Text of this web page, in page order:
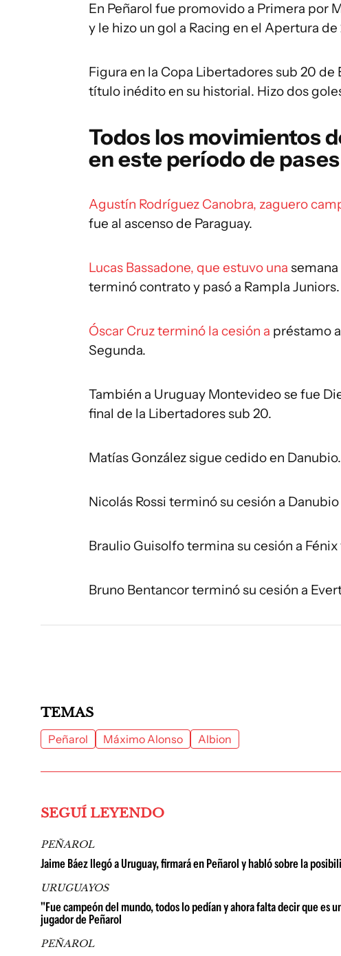
En Peñarol fue promovido a Primera por
y le hizo un gol a Racing en el Apertura
Figura en la Copa Libertadores sub 20
título inédito en su historial. Hizo dos
Todos los movimientos
en este período de pases
Agustín Rodríguez Canobra, zaguero
fue al ascenso de Paraguay.
Lucas Bassadone, que estuvo una
terminó contrato y pasó a Rampla Juniors.
Óscar Cruz terminó la cesión a préstamo
Segunda.
También a Uruguay Montevideo se fue
final de la Libertadores sub 20.
Matías González sigue cedido en Danubio.
Nicolás Rossi terminó su cesión a
Braulio Guisolfo termina su cesión a Fénix
Bruno Bentancor terminó su cesión a
TEMAS
Peñarol Máximo Alonso Albion
SEGUÍ LEYENDO
PEÑAROL
Jaime Báez llegó a Uruguay, firmará en Peñarol y habló sobre la
URUGUAYOS
"Fue campeón del mundo, todos lo pedían y ahora falta decir que es
jugador de Peñarol
PEÑAROL